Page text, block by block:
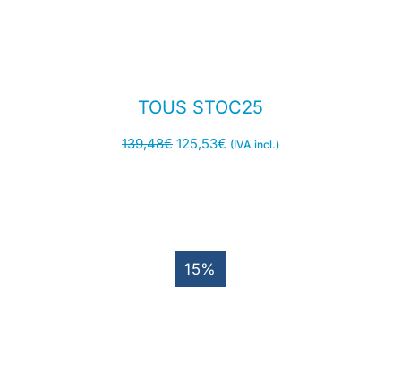
TOUS STOC25
139,48€ 125,53€ (IVA incl.)
15%